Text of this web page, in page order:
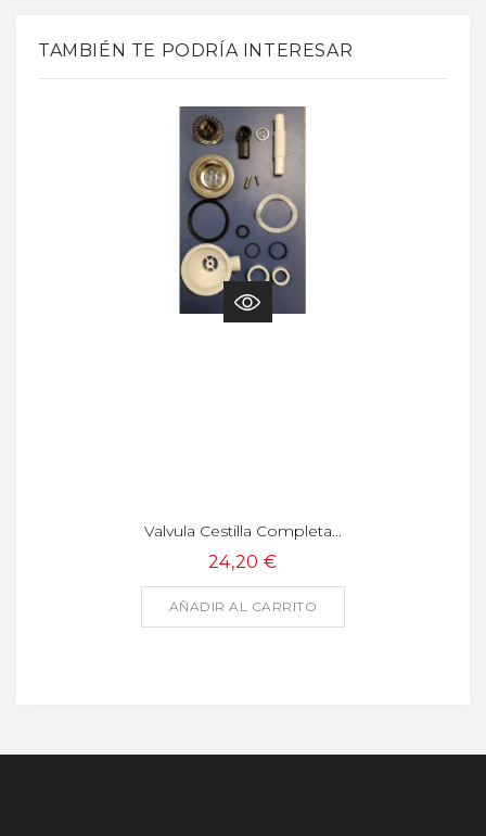
TAMBIÉN TE PODRÍA INTERESAR
Valvula Cestilla Completa...
24,20 €
AÑADIR AL CARRITO